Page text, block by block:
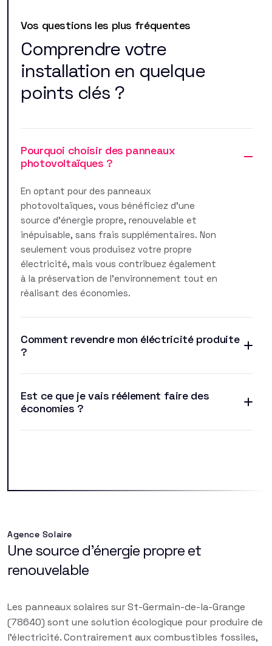
Vos questions les plus fréquentes
Comprendre votre
installation en quelque
points clés ?
Pourquoi choisir des panneaux
photovoltaïques ?
En optant pour des panneaux
photovoltaïques, vous bénéficiez d'une
source d'énergie propre, renouvelable et
inépuisable, sans frais supplémentaires. Non
seulement vous produisez votre propre
électricité, mais vous contribuez également
à la préservation de l'environnement tout en
réalisant des économies.
Comment revendre mon éléctricité produite
?
Est ce que je vais réélement faire des
économies ?
Agence Solaire
Une source d'énergie propre et
renouvelable
Les panneaux solaires sur St-Germain-de-la-Grange
(78640) sont une solution écologique pour produire de
l'électricité. Contrairement aux combustibles fossiles,